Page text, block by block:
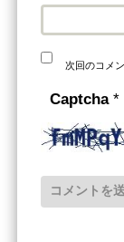
次回のコメ
Captcha *